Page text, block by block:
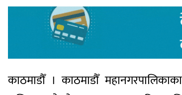
काठमाडौँ । काठमाडौँ